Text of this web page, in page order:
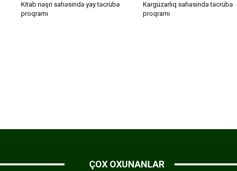
Kitab nəşri sahəsində yay təcrübə
proqramı
Kargüzarlıq sahəsində təcrübə
proqramı
ÇOX OXUNANLAR